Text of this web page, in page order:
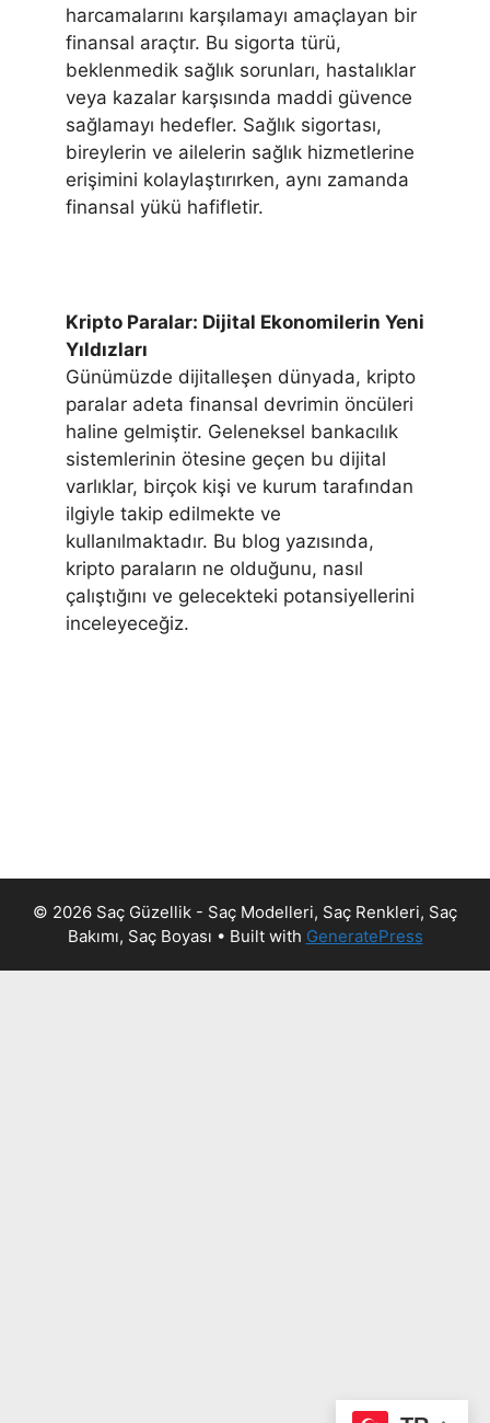
harcamalarını karşılamayı amaçlayan bir
finansal araçtır. Bu sigorta türü,
beklenmedik sağlık sorunları, hastalıklar
veya kazalar karşısında maddi güvence
sağlamayı hedefler. Sağlık sigortası,
bireylerin ve ailelerin sağlık hizmetlerine
erişimini kolaylaştırırken, aynı zamanda
finansal yükü hafifletir.
Kripto Paralar: Dijital Ekonomilerin Yeni
Yıldızları
Günümüzde dijitalleşen dünyada, kripto
paralar adeta finansal devrimin öncüleri
haline gelmiştir. Geleneksel bankacılık
sistemlerinin ötesine geçen bu dijital
varlıklar, birçok kişi ve kurum tarafından
ilgiyle takip edilmekte ve
kullanılmaktadır. Bu blog yazısında,
kripto paraların ne olduğunu, nasıl
çalıştığını ve gelecekteki potansiyellerini
inceleyeceğiz.
© 2026 Saç Güzellik - Saç Modelleri, Saç Renkleri, Saç
Bakımı, Saç Boyası • Built with GeneratePress